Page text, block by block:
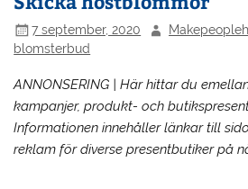
7 september, 2020
blomsterbud
ANNONSERING | Här hittar du
kampanjer, produkt- och
Informationen innehåller länkar till
reklam för diverse presentbutiker på